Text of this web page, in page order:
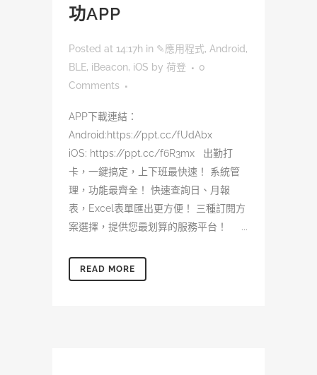
功APP
Posted at 14:17h in ✎應用程式, Android,
BLE, iBeacon, iOS by 荷登
0
Comments
APP下載連結：
Android:https://ppt.cc/fUdAbx
iOS: https://ppt.cc/f6R3mx 出勤打
卡，一鍵搞定，上下班最快速！ 系統管
理，功能最齊全！ 快速查詢日、月報
表，Excel表單匯出更方便！ 三種訂閱方
案選擇，提供您最划算的服務平台！ ...
READ MORE